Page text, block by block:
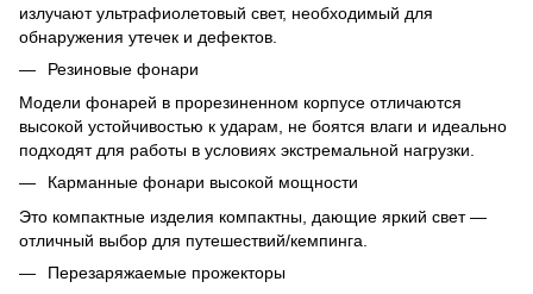
излучают ультрафиолетовый свет, необходимый для
обнаружения утечек и дефектов.
Резиновые фонари
Модели фонарей в прорезиненном корпусе отличаются
высокой устойчивостью к ударам, не боятся влаги и идеально
подходят для работы в условиях экстремальной нагрузки.
Карманные фонари высокой мощности
Это компактные изделия компактны, дающие яркий свет —
отличный выбор для путешествий/кемпинга.
Перезаряжаемые прожекторы